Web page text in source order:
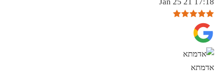
17:18 21 Jan 25
אדמתא